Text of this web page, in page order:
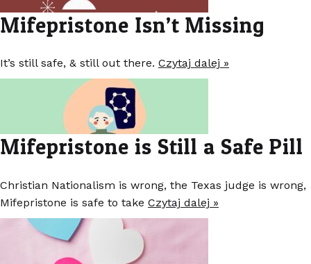
Mifepristone Isn’t Missing
It’s still safe, & still out there. Czytaj dalej »
Mifepristone is Still a Safe Pill
Christian Nationalism is wrong, the Texas judge is wrong,
Mifepristone is safe to take Czytaj dalej »